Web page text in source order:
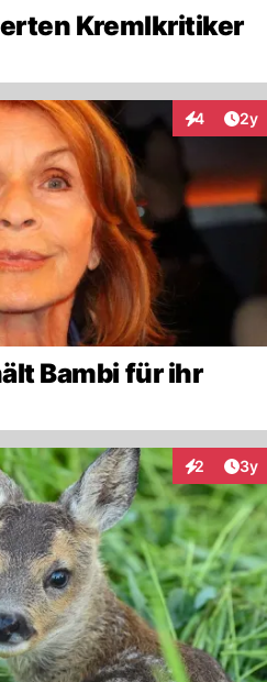
Kremlkritiker
4 2y
Bambi für ihr
2 3y